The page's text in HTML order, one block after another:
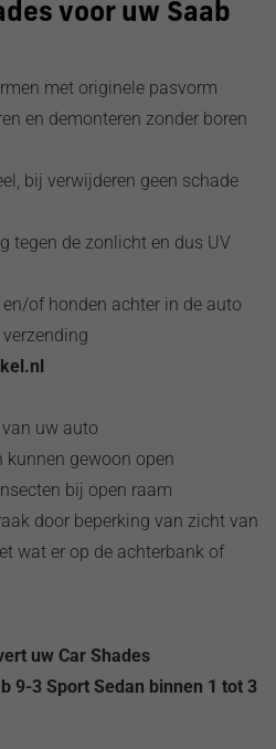
voor uw Saab
met originele pasvorm
en demonteren zonder boren
bij verwijderen geen schade
tegen de zonlicht en dus UV
of honden achter in de auto
uw auto
kunnen gewoon open
bij open raam
door beperking van zicht van
wat er op de achterbank of
uw Car Shades
9-3 Sport Sedan binnen 1 tot 3